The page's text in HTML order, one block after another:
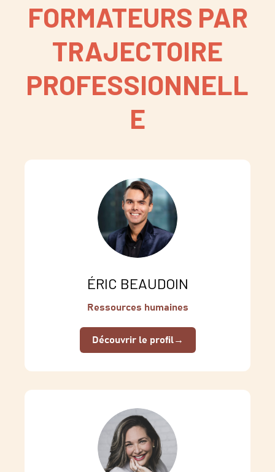
FORMATEURS PAR
TRAJECTOIRE
PROFESSIONNELL
E
ÉRIC BEAUDOIN
Ressources humaines
Découvrir le profil→